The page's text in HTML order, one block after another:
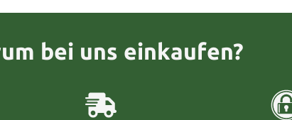
bei uns einkaufen?